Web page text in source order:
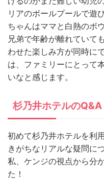
リアのボールプールで遊
ちゃんはママと白熱のボ
兄弟で年齢が離れていて
わせた楽しみ方が同時に
は、ファミリーにとって
いなと感じます。
杉乃井ホテルの
初めて杉乃井ホテルを利
きがちなリアルな疑問に
私、ケンジの視点から分
た！